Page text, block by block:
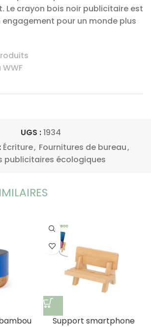
Le crayon bois noir publicitaire est
engagement pour un monde plus
UGS :1934
Écriture, Fournitures de bureau,
publicitaires écologiques
Support smartphone